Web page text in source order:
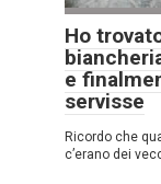
Ho
e
servisse
Ricordo che
c’erano dei